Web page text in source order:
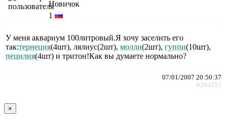
Новичок
1
У меня аквариум 100литровый.Я хочу заселить его
так:тернеция(4шт), лялиус(2шт), молли(2шт), гуппи(10шт),
пецилия(4шт) и тритон!Как вы думаете нормально?
07/01/2007 20:50:37
#394353
×